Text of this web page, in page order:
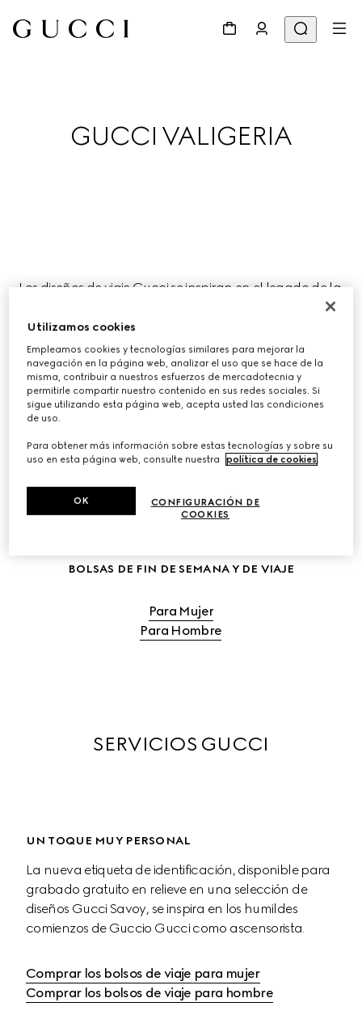
GUCCI VALIGERIA
Los diseños de viaje Gucci se inspiran en el legado de la
Firma como taller de equipaje y son los compañeros de
viaje perfectos para esta temporada.
COMPRAR LOS BOLSOS DE VIAJE PARA MUJER
COMPRAR LOS BOLSOS DE VIAJE PARA HOMBRE
BOLSAS DE FIN DE SEMANA Y DE VIAJE
Para Mujer
Para Hombre
SERVICIOS GUCCI
UN TOQUE MUY PERSONAL
La nueva etiqueta de identificación, disponible para
grabado gratuito en relieve en una selección de
diseños Gucci Savoy, se inspira en los humildes
comienzos de Guccio Gucci como ascensorista.
Comprar los bolsos de viaje para mujer
Comprar los bolsos de viaje para hombre
Utilizamos cookies
Empleamos cookies y tecnologías similares para mejorar la
navegación en la página web, analizar el uso que se hace de la
misma, contribuir a nuestros esfuerzos de mercadotecnia y
permitirle compartir nuestro contenido en sus redes sociales. Si
sigue utilizando esta página web, acepta usted las condiciones
de uso.
Para obtener más información sobre estas tecnologías y sobre su
uso en esta página web, consulte nuestra
política de cookies
CONFIGURACIÓN DE
COOKIES
OK